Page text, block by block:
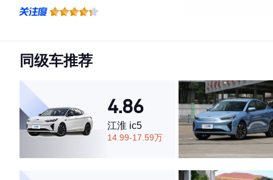
·空间表现一般，低于79%同级车
同级车推荐
4.86
江淮 ic5
14.99-17.59万